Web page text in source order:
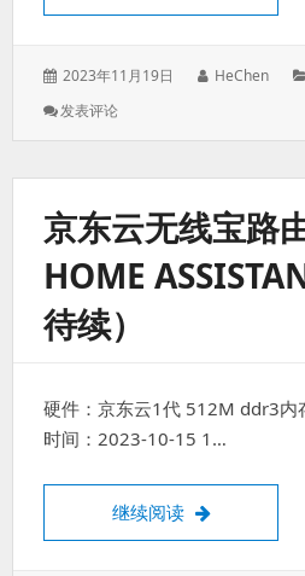
发
于：
2023年11月19日
作
HeChen
发表评论: NRF52832
下
失
败
问
题
京东云无线宝路
HOME
待续）
硬件：京东云1代 512M ddr3内
时间：2023-10-15 1…
继续阅读 京东云无线